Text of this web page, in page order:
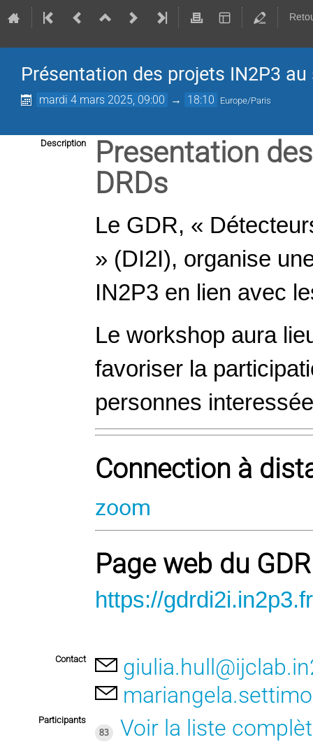
Présentation des projets IN2P3 au
mardi 4 mars 2025, 09:00 → 18:10 Europe/Paris
Description
Presentation
DRDs
Le GDR, «
» (DI2I), organise
IN2P3 en lien avec
Le workshop aura
favoriser la
personnes
Connection à
zoom
Page web du
https://
Contact
Participants
83
Voir la liste